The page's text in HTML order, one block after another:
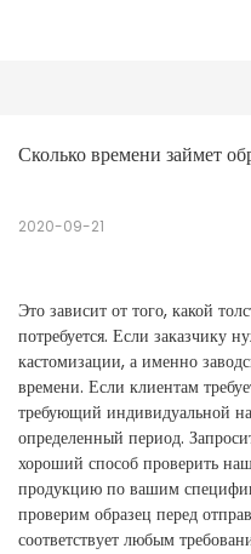
Сколько времени займет
2020-09-21
Это зависит от того, какой
потребуется. Если заказчику
кастомизации, а именно
времени. Если клиентам
требующий индивидуальной
определенный период.
хороший способ проверить
продукцию по вашим
проверим образец перед
соответствует любым